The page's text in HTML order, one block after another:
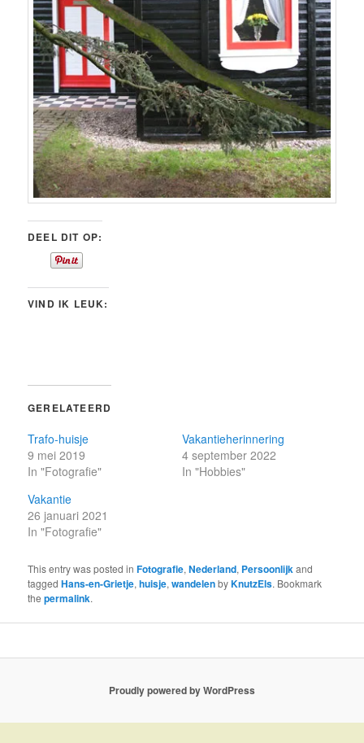
DEEL DIT OP:
VIND IK LEUK:
GERELATEERD
Trafo-huisje
9 mei 2019
In "Fotografie"
Vakantieherinnering
4 september 2022
In "Hobbies"
Vakantie
26 januari 2021
In "Fotografie"
This entry was posted inFotografie,Nederland, Persoonlijkand
taggedHans-en-Grietje,huisje,wandelenbyKnutzEls. Bookmark
thepermalink.
Proudly powered by WordPress